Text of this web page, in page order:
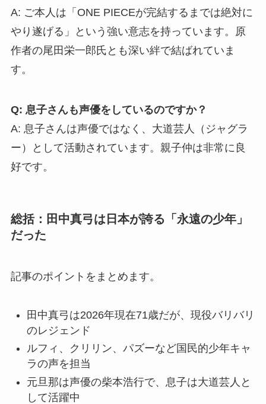
A: ご本人は「ONE PIECEが完結するまでは絶対に
やり遂げる」という強い意志を持っています。原
作者の尾田栄一郎氏とも深い絆で結ばれていま
す。
Q: 息子さんも声優をしているのですか？
A: 息子さんは声優ではなく、大道芸人（ジャグラ
ー）として活動されています。親子仲は非常に良
好です。
総括：田中真弓は日本が誇る「永遠の少年」
だった
記事のポイントをまとめます。
田中真弓は2026年現在71歳だが、現役バリバリ
のレジェンド
ルフィ、クリリン、パズーなど国民的少年キャ
ラの声を担当
元旦那は声優の柴本浩行で、息子は大道芸人と
して活躍中